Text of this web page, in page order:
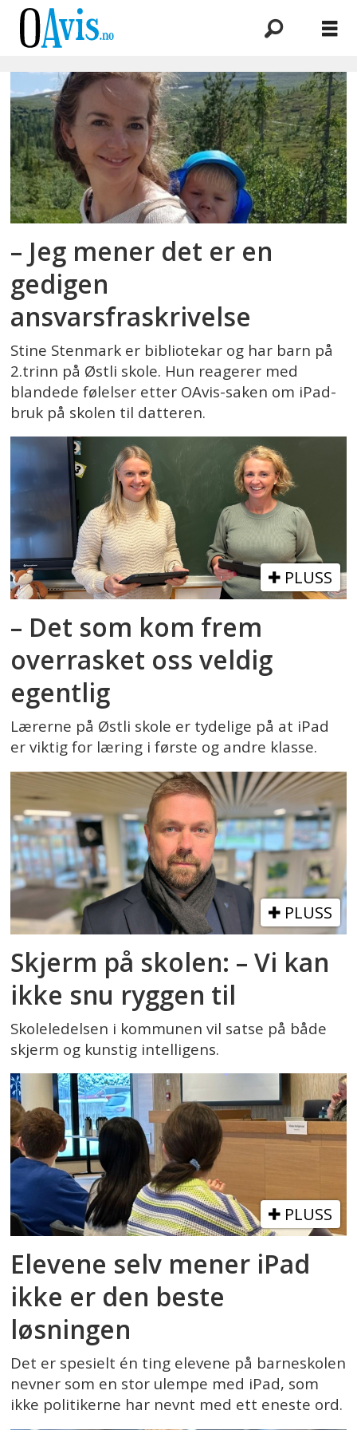
Emne:
ipad
skolen
– Jeg mener det er en
gedigen
ansvarsfraskrivelse
Stine Stenmark er bibliotekar og har barn på
2.trinn på Østli skole. Hun reagerer med
blandede følelser etter OAvis-saken om iPad-
bruk på skolen til datteren.
PLUSS
– Det som kom frem
overrasket oss veldig
egentlig
Lærerne på Østli skole er tydelige på at iPad
er viktig for læring i første og andre klasse.
PLUSS
Skjerm på skolen: – Vi kan
ikke snu ryggen til
Skoleledelsen i kommunen vil satse på både
skjerm og kunstig intelligens.
PLUSS
Elevene selv mener iPad
ikke er den beste
løsningen
Det er spesielt én ting elevene på barneskolen
nevner som en stor ulempe med iPad, som
ikke politikerne har nevnt med ett eneste ord.